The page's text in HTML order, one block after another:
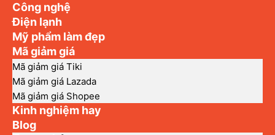
Công nghệ
Điện lạnh
Mỹ phẩm làm đẹp
Mã giảm giá
Mã giảm giá Tiki
Mã giảm giá Lazada
Mã giảm giá Shopee
Kinh nghiệm hay
Blog